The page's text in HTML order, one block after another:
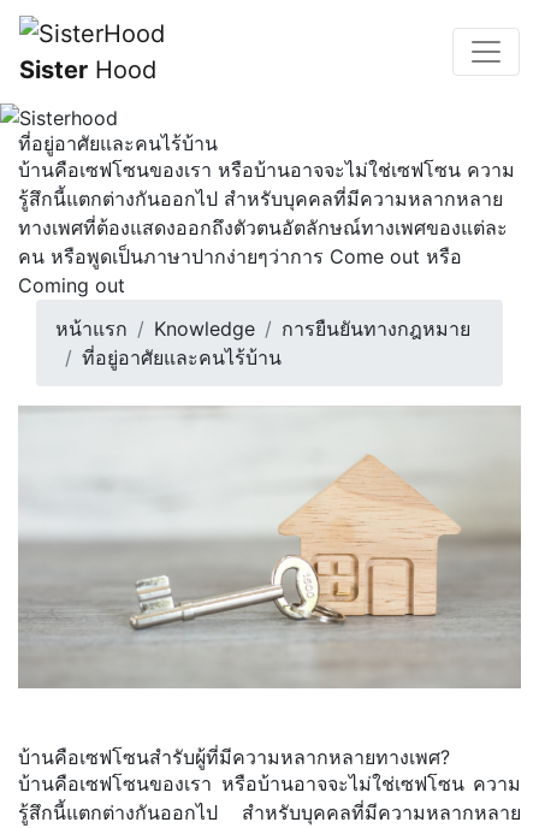
Sister Hood
ที่อยู่อาศัยและคนไร้บ้าน
บ้านคือเซฟโซนของเรา หรือบ้านอาจจะไม่ใช่เซฟโซน ความ
รู้สึกนี้แตกต่างกันออกไป สำหรับบุคคลที่มีความหลากหลาย
ทางเพศที่ต้องแสดงออกถึงตัวตนอัตลักษณ์ทางเพศของแต่ละ
คน หรือพูดเป็นภาษาปากง่ายๆว่าการ Come out หรือ
Coming out
หน้าแรก
Knowledge
การยืนยันทางกฎหมาย
ที่อยู่อาศัยและคนไร้บ้าน
บ้านคือเซฟโซนสำรับผู้ที่มีความหลากหลายทางเพศ?
บ้านคือเซฟโซนของเรา หรือบ้านอาจจะไม่ใช่เซฟโซน ความ
รู้สึกนี้แตกต่างกันออกไป สำหรับบุคคลที่มีความหลากหลาย